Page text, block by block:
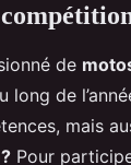
de
long de
mais
Pour